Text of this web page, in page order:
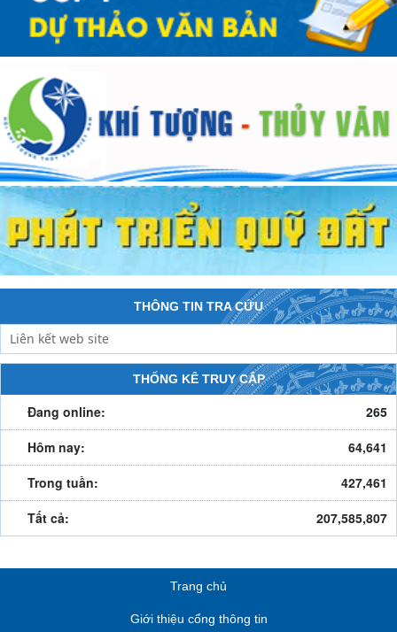
THÔNG TIN TRA CỨU
THỐNG KÊ TRUY CẬP
Đang online:
265
Hôm nay:
64,641
Trong tuần:
427,461
Tất cả:
207,585,807
Trang chủ
Giới thiệu cổng thông tin